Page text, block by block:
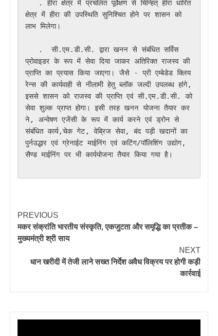
क्षेत्र में हीरा की उपस्थिति सुनिश्चित होने पर शासन को
लाभ मिलेगा।
प्रोवाइडर के रूप में सेवा दिया जाकर अतिरिक्त राजस्व की
प्राप्ति का प्रयास किया जाएगा। जैसे - प्री एम्बेडेड क्लिय
रेन्स की कार्यवाही से नीलामी हेतु ब्लॉक जल्दी उपलब्ध हांगे,
इससे शासन को राजस्व की प्राप्ति एवं सी.एम.डी.सी. को
सेवा शुल्क प्राप्त होगा। इसी तरह खनन योजना तैयार कर
ने, अन्वेषण एजेंसी के रूप में कार्य करने एवं ड्रोन से
संबंधित कार्य,चेक गेट, वेब्रिज सेवा, बंद पड़ी खदानों का
पुर्नउद्धार एवं ग्रेनाईट माईनिंग एवं कटिंग/पॉलिशिंग उद्योग,
सैण्ड माईनिंग पर भी कार्ययोजना तैयार किया गया है।
PREVIOUS
मकर संक्रांति भारतीय संस्कृति, एकजुटता और समृद्धि का प्रतीक –
मुख्यमंत्री श्री साय
NEXT
धान खरीदी में तेजी लाने सख्त निर्देश अवैध विक्रय पर होगी कड़ी
कार्रवाई